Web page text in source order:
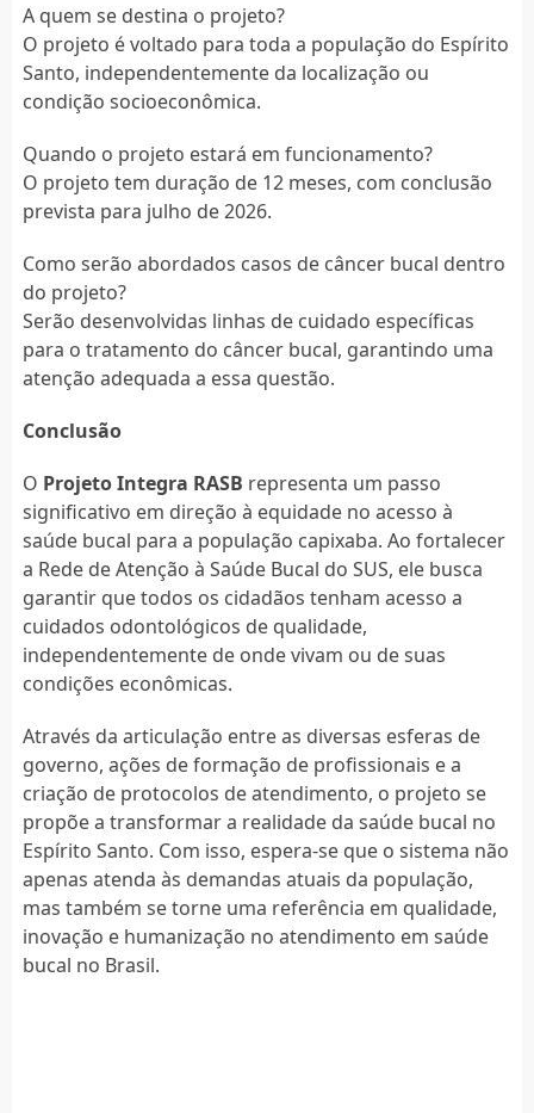
A quem se destina o projeto?
O projeto é voltado para toda a população do Espírito
Santo, independentemente da localização ou
condição socioeconômica.
Quando o projeto estará em funcionamento?
O projeto tem duração de 12 meses, com conclusão
prevista para julho de 2026.
Como serão abordados casos de câncer bucal dentro
do projeto?
Serão desenvolvidas linhas de cuidado específicas
para o tratamento do câncer bucal, garantindo uma
atenção adequada a essa questão.
Conclusão
O Projeto Integra RASB representa um passo
significativo em direção à equidade no acesso à
saúde bucal para a população capixaba. Ao fortalecer
a Rede de Atenção à Saúde Bucal do SUS, ele busca
garantir que todos os cidadãos tenham acesso a
cuidados odontológicos de qualidade,
independentemente de onde vivam ou de suas
condições econômicas.
Através da articulação entre as diversas esferas de
governo, ações de formação de profissionais e a
criação de protocolos de atendimento, o projeto se
propõe a transformar a realidade da saúde bucal no
Espírito Santo. Com isso, espera-se que o sistema não
apenas atenda às demandas atuais da população,
mas também se torne uma referência em qualidade,
inovação e humanização no atendimento em saúde
bucal no Brasil.